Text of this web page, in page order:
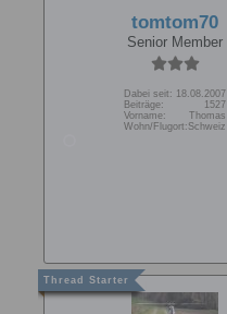
tomtom70
Senior Member
Dabei seit: 18.08.2007
Beiträge:
1527
Vorname:
Thomas
Wohn/Flugort: Schweiz